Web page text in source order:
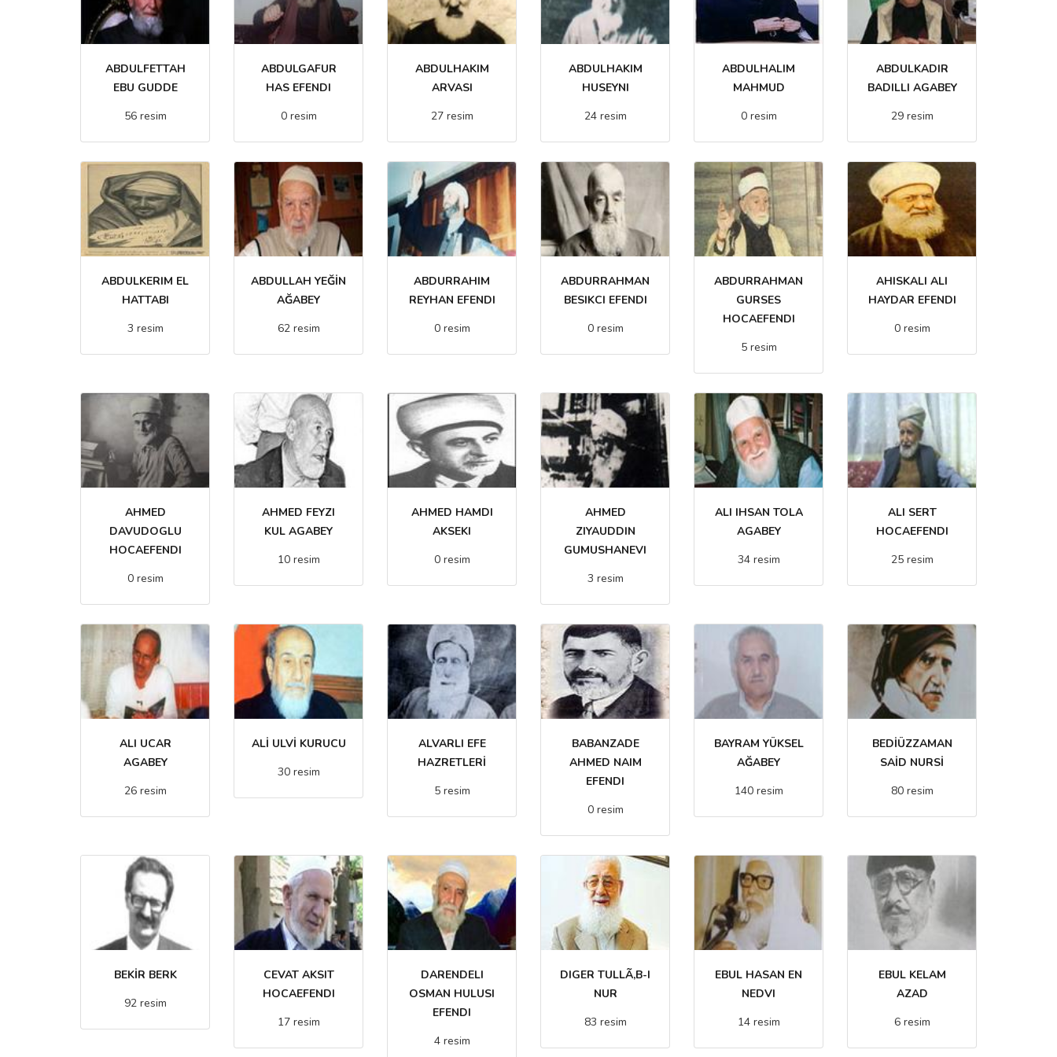
ABDULFETTAH
EBU GUDDE
56 resim
ABDULGAFUR
HAS EFENDI
0 resim
ABDULHAKIM
ARVASI
27 resim
ABDULHAKIM
HUSEYNI
24 resim
ABDULHALIM
MAHMUD
0 resim
ABDULKADIR
BADILLI AGABEY
29 resim
ABDULKERIM EL
HATTABI
3 resim
ABDULLAH YEĞİN
AĞABEY
62 resim
ABDURRAHIM
REYHAN EFENDI
0 resim
ABDURRAHMAN
BESIKCI EFENDI
0 resim
ABDURRAHMAN
GURSES
HOCAEFENDI
5 resim
AHISKALI ALI
HAYDAR EFENDI
0 resim
AHMED
DAVUDOGLU
HOCAEFENDI
0 resim
AHMED FEYZI
KUL AGABEY
10 resim
AHMED HAMDI
AKSEKI
0 resim
AHMED
ZIYAUDDIN
GUMUSHANEVI
3 resim
ALI IHSAN TOLA
AGABEY
34 resim
ALI SERT
HOCAEFENDI
25 resim
ALI UCAR
AGABEY
26 resim
ALİ ULVİ KURUCU
30 resim
ALVARLI EFE
HAZRETLERİ
5 resim
BABANZADE
AHMED NAIM
EFENDI
0 resim
BAYRAM YÜKSEL
AĞABEY
140 resim
BEDİÜZZAMAN
SAİD NURSİ
80 resim
BEKİR BERK
92 resim
CEVAT AKSIT
HOCAEFENDI
17 resim
DARENDELI
OSMAN HULUSI
EFENDI
4 resim
DIGER TULLÃ‚B-I
NUR
83 resim
EBUL HASAN EN
NEDVI
14 resim
EBUL KELAM
AZAD
6 resim